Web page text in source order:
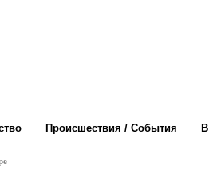
Происшествия / События